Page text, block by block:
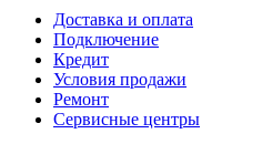
Доставка и оплата
Подключение
Кредит
Условия продажи
Ремонт
Сервисные центры